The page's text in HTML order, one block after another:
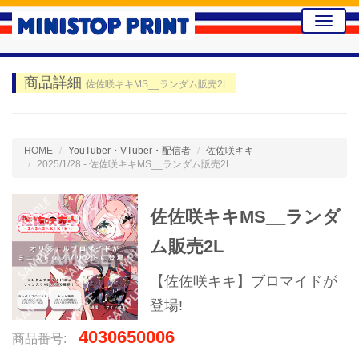
Toggle
商品詳細 佐佐咲キキMS__ランダム販売2L
HOME YouTuber・VTuber・配信者
佐佐咲キキ
2025/1/28 - 佐佐咲キキMS__ランダム販売2L
佐佐咲キキMS__ランダ
ム販売2L
【佐佐咲キキ】ブロマイドが
登場!
商品番号: 4030650006